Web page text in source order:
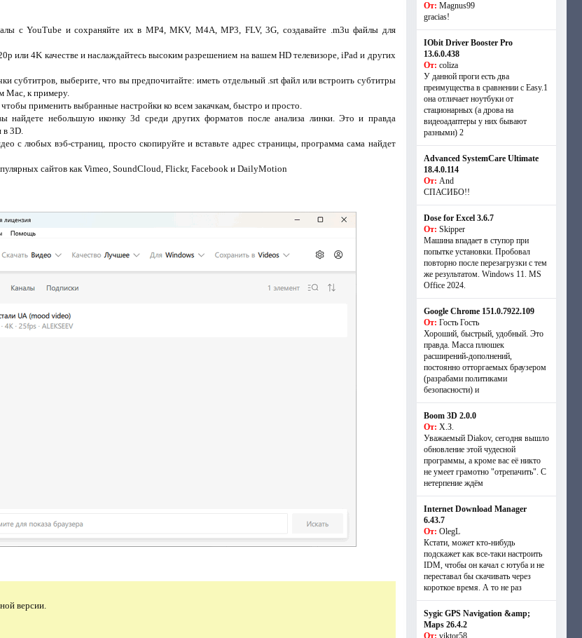
с YouTube и сохраняйте их в MP4, MKV, M4A, MP3, FLV, 3G, создавайте .m3u файлы для
или 4K качестве и наслаждайтесь высоким разрешением на вашем HD телевизоре, iPad и других
субтитров, выберите, что вы предпочитайте: иметь отдельный .srt файл или встроить субтитры
Mac, к примеру.
применить выбранные настройки ко всем закачкам, быстро и просто.
найдете небольшую иконку 3d среди других форматов после анализа линки. Это и правда
3D.
с любых вэб-страниц, просто скопируйте и вставьте адрес страницы, программа сама найдет
сайтов как Vimeo, SoundCloud, Flickr, Facebook и DailyMotion
версии.
От: Magnus99
gracias!
IObit Driver Booster Pro
13.6.0.438
От: coliza
У данной проги есть два
преимущества в сравнении с Easy.1
она отличает ноутбуки от
стационарных (а дрова на
видеоадаптеры у них бывают
разными) 2
Advanced SystemCare Ultimate
18.4.0.114
От: And
СПАСИБО!!
Dose for Excel 3.6.7
От: Skipper
Машина впадает в ступор при
попытке установки. Пробовал
повторно после перезагрузки с тем
же результатом. Windows 11. MS
Offiсe 2024.
Google Chrome 151.0.7922.109
От: Гость Гость
Хороший, быстрый, удобный. Это
правда. Масса плюшек
расширений-дополнений,
постоянно отторгаемых браузером
(разрабами политиками
безопасности) и
Boom 3D 2.0.0
От: Х.З.
Уважаемый Diakov, сегодня вышло
обновление этой чудесной
программы, а кроме вас её никто
не умеет грамотно "отрепачить". С
нетерпение ждём
Internet Download Manager
6.43.7
От: OlegL
Кстати, может кто-нибудь
подскажет как все-таки настроить
IDM, чтобы он качал с ютуба и не
переставал бы скачивать через
короткое время. А то не раз
Sygic GPS Navigation &amp;
Maps 26.4.2
От: viktor58